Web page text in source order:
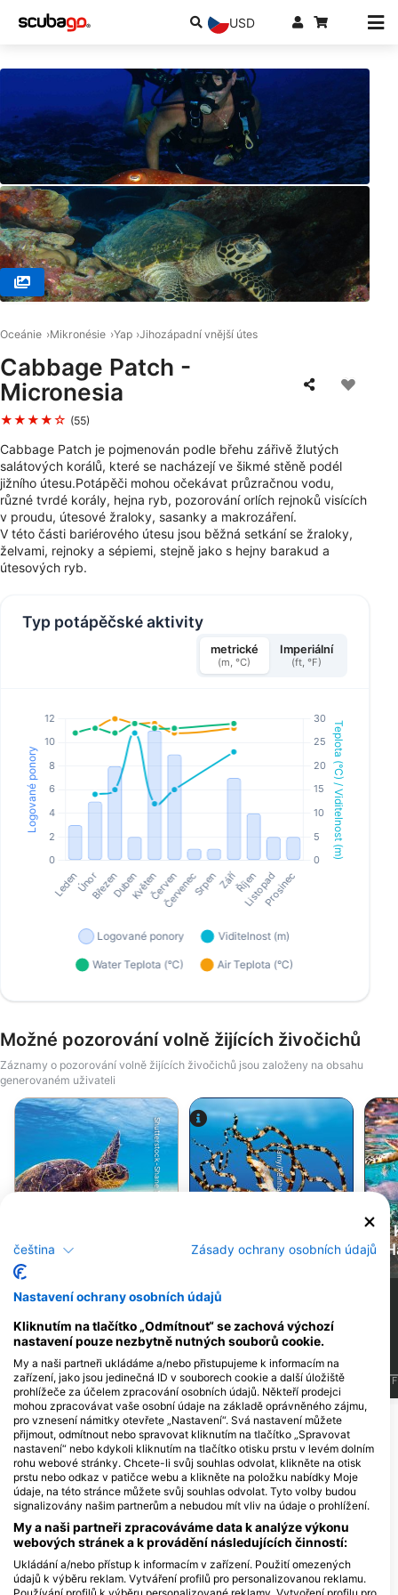
USD
Oceánie Mikronésie Yap Jihozápadní vnější útes
Cabbage Patch -
Micronesia
★★★★☆ (55)
Cabbage Patch je pojmenován podle břehu zářivě žlutých
salátových korálů, které se nacházejí ve šikmé stěně podél
jižního útesu.Potápěči mohou očekávat průzračnou vodu,
různé tvrdé korály, hejna ryb, pozorování orlích rejnoků visících
v proudu, útesové žraloky, sasanky a makrozáření.
V této části bariérového útesu jsou běžná setkání se žraloky,
želvami, rejnoky a sépiemi, stejně jako s hejny barakud a
útesových ryb.
Typ potápěčské aktivity
metrické
(m, °C)
Imperiální
(ft, °F)
Možné pozorování volně žijících živočichů
Záznamy o pozorování volně žijících živočichů jsou založeny na obsahu
generovaném uživateli
Shutterstock-Shane Myers Photography
Green Turtle
8Pozorování
J F M A M J J A S O N D
Alamy/Reinhard Dirscherl
Octopus
J F M A M J J A S O N D F
Zobrazit další zvířata
Potápěčská centra obsluhující tuto
potápěčskou lokalitu
Manta Ray Bay Resort & Yap
Divers
čeština Zásady ochrany osobních údajů
Nastavení ochrany osobních údajů
Kliknutím na tlačítko „Odmítnout“ se zachová výchozí
nastavení pouze nezbytně nutných souborů cookie.
My a naši partneři ukládáme a/nebo přistupujeme k informacím na
zařízení, jako jsou jedinečná ID v souborech cookie a další úložiště
prohlížeče za účelem zpracování osobních údajů. Někteří prodejci
mohou zpracovávat vaše osobní údaje na základě oprávněného zájmu,
pro vznesení námitky otevřete „Nastavení“. Svá nastavení můžete
přijmout, odmítnout nebo spravovat kliknutím na tlačítko „Spravovat
nastavení“ nebo kdykoli kliknutím na tlačítko otisku prstu v levém dolním
rohu webové stránky. Chcete-li svůj souhlas odvolat, klikněte na otisk
prstu nebo odkaz v patičce webu a klikněte na položku nabídky Moje
údaje, na této stránce můžete svůj souhlas odvolat. Tyto volby budou
signalizovány našim partnerům a nebudou mít vliv na údaje o prohlížení.
My a naši partneři zpracováváme data k analýze výkonu
webových stránek a k provádění následujících činností:
Ukládání a/nebo přístup k informacím v zařízení. Použití omezených
údajů k výběru reklam. Vytváření profilů pro personalizovanou reklamu.